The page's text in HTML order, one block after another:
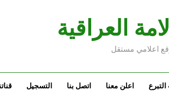
العراقية
اعلامي مستقل
اعلن معنا اتصل بنا التسجيل